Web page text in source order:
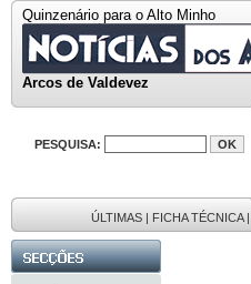
Quinzenário para o Alto Minho
Arcos de Valdevez
PESQUISA:
ÚLTIMAS | FICHA TÉCNICA|